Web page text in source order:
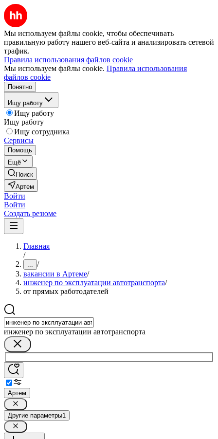
Мы используем файлы cookie, чтобы обеспечивать
правильную работу нашего веб-сайта и анализировать сетевой
трафик.
Правила использования файлов cookie
Мы используем файлы cookie. Правила использования
файлов cookie
Понятно
Ищу работу
Ищу работу
Ищу работу
Ищу сотрудника
Сервисы
Помощь
Ещё
Поиск
Артем
Войти
Войти
Создать резюме
Главная
/
... /
вакансии в Артеме/
инженер по эксплуатации автотранспорта/
от прямых работодателей
инженер по эксплуатации автотранспорта
Артем
Другие параметры1